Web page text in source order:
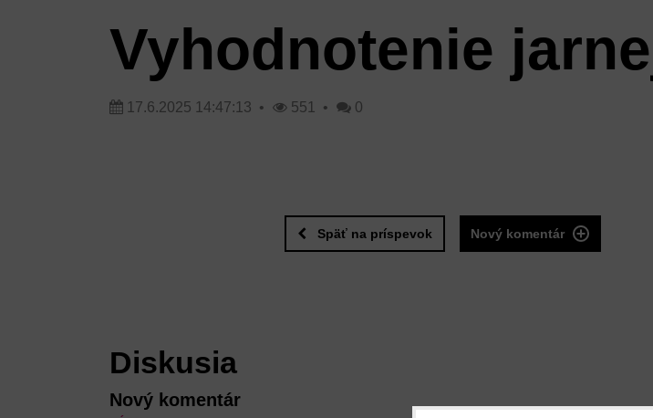
Vyhodnotenie
17.6.2025 14:47:13 551 0
Späť na príspevok Nový komentár
Diskusia
Nový komentár